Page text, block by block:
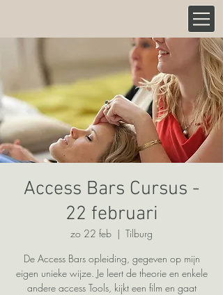
Access Bars Cursus -
22 februari
zo 22 feb
  |
Tilburg
De Access Bars opleiding, gegeven op mijn
eigen unieke wijze. Je leert de theorie en enkele
andere access Tools, kijkt een film en gaat